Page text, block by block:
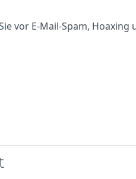
vor E-Mail-Spam,